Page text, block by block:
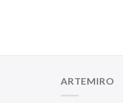
ARTEMIRO